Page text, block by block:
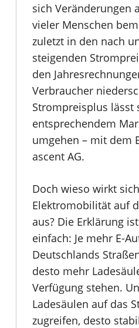
sich Veränderungen
vieler Menschen
zuletzt in den nach
steigenden
den
Verbraucher
Strompreisplus lässt
entsprechendem
umgehen – mit dem
ascent AG.
Doch wieso wirkt
Elektromobilität auf
aus? Die Erklärung
einfach: Je mehr E-
Deutschlands
desto mehr
Verfügung stehen.
Ladesäulen auf das
zugreifen, desto